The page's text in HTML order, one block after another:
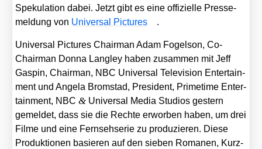
Spe­ku­la­ti­on dabei. Jetzt gibt es eine offi­zi­el­le Pres­se­
mel­dung von Uni­ver­sal Pic­tures .
Uni­ver­sal Pic­tures Chair­man Adam Fogel­son, Co-
Chair­man Don­na Lang­ley haben zusam­men mit Jeff
Gaspin, Chair­man, NBC Uni­ver­sal Tele­vi­si­on Enter­tain­
ment und Ange­la Brom­stad, Pre­si­dent, Prime­time Enter­
tain­ment, NBC& Uni­ver­sal Media Stu­di­os ges­tern
gemel­det, dass sie die Rech­te erwor­ben haben, um drei
Fil­me und eine Fern­seh­se­rie zu pro­du­zie­ren. Die­se
Pro­duk­tio­nen basie­ren auf den sie­ben Roma­nen, Kurz­